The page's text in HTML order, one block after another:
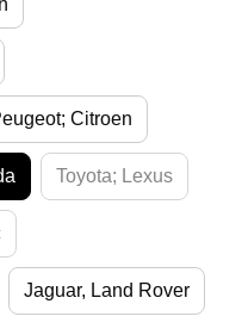
Citroen
Toyota; Lexus
Jaguar, Land Rover